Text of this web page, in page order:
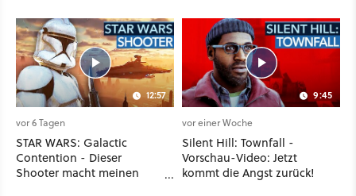
Netflix-Deal
12:57
vor 6 Tagen
STAR WARS: Galactic
Contention - Dieser
Shooter macht meinen
9:45
vor einer Woche
Silent Hill: Townfall -
Vorschau-Video: Jetzt
kommt die Angst zurück!